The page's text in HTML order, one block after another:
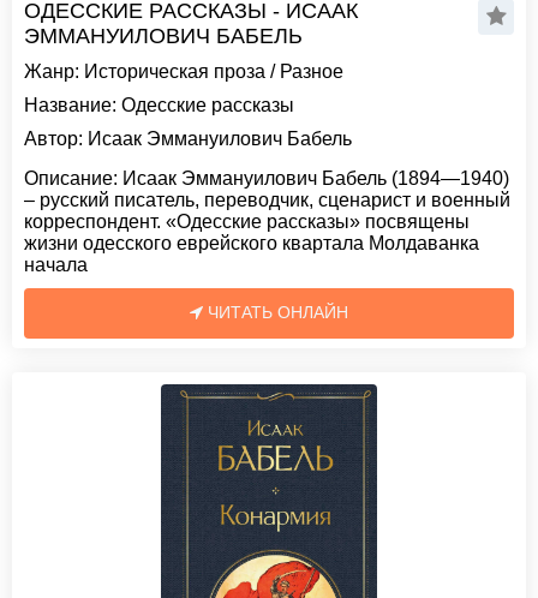
ОДЕССКИЕ РАССКАЗЫ - ИСААК
ЭММАНУИЛОВИЧ БАБЕЛЬ
Жанр: Историческая проза / Разное
Название: Одесские рассказы
Автор: Исаак Эммануилович Бабель
Описание: Исаак Эммануилович Бабель (1894—1940)
– русский писатель, переводчик, сценарист и военный
корреспондент. «Одесские рассказы» посвящены
жизни одесского еврейского квартала Молдаванка
начала
ЧИТАТЬ ОНЛАЙН